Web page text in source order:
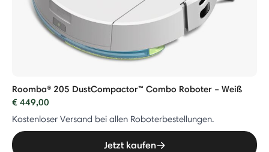
Roomba® 205 DustCompactor™ Combo Roboter – Weiß
€ 449,00
Kostenloser Versand bei allen Roboterbestellungen.
Jetzt kaufen